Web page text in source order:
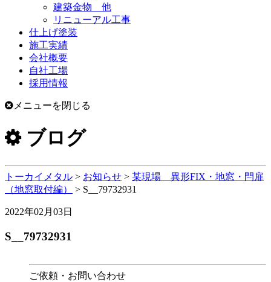
建築金物 他
リニューアル工事
仕上げ塗装
施工実績
会社概要
自社工場
採用情報
メニューを閉じる
ブログ
トーカイメタル > お知らせ > 某現場 異形FIX・地窓・閂扉
（地窓取付編）
> S__79732931
2022年02月03日
S__79732931
ご依頼・お問い合わせ